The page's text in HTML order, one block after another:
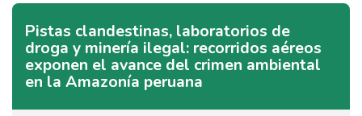
Pistas clandestinas, laboratorios de
droga y minería ilegal: recorridos aéreos
exponen el avance del crimen ambiental
en la Amazonía peruana